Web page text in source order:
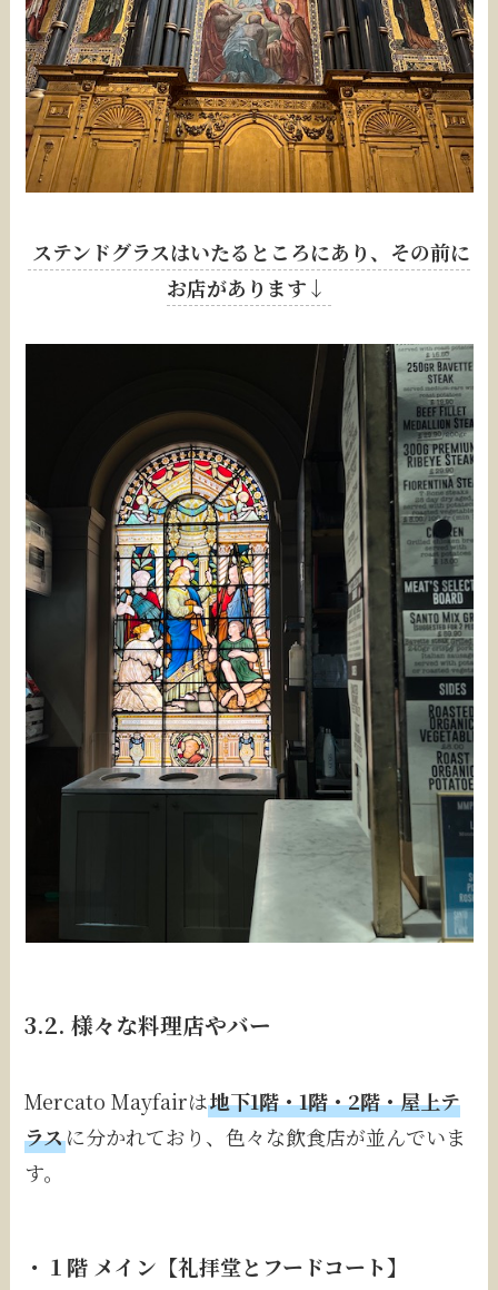
ステンドグラスはいたるところにあり、その前に
お店があります↓
3.2. 様々な料理店やバー
Mercato Mayfairは地下1階・1階・2階・屋上テ
ラスに分かれており、色々な飲食店が並んでいま
す。
・１階 メイン【礼拝堂とフードコート】